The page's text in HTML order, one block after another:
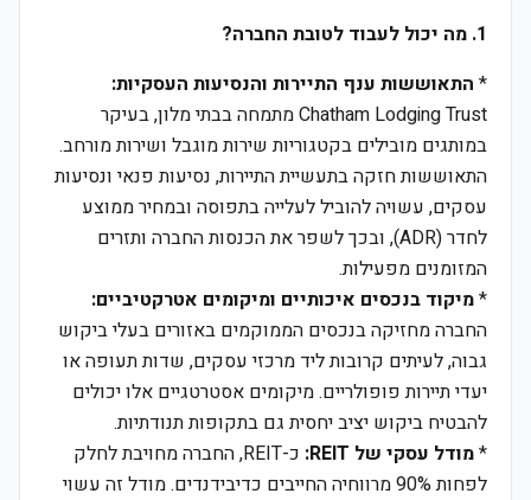
1. מה יכול לעבוד לטובת החברה?
* התאוששות ענף התיירות והנסיעות העסקיות:
Chatham Lodging Trust מתמחה בבתי מלון, בעיקר
במותגים מובילים בקטגוריות שירות מוגבל ושירות מורחב.
התאוששות חזקה בתעשיית התיירות, נסיעות פנאי ונסיעות
עסקים, עשויה להוביל לעלייה בתפוסה ובמחיר ממוצע
לחדר (ADR), ובכך לשפר את הכנסות החברה ותזרים
המזומנים מפעילות.
*מיקוד בנכסים איכותיים ומיקומים אטרקטיביים:
החברה מחזיקה בנכסים הממוקמים באזורים בעלי ביקוש
גבוה, לעיתים קרובות ליד מרכזי עסקים, שדות תעופה או
יעדי תיירות פופולריים. מיקומים אסטרטגיים אלו יכולים
להבטיח ביקוש יציב יחסית גם בתקופות תנודתיות.
*מודל עסקי של REIT:
כ-REIT, החברה מחויבת לחלק
לפחות 90% מרווחיה החייבים כדיבידנדים. מודל זה עשוי